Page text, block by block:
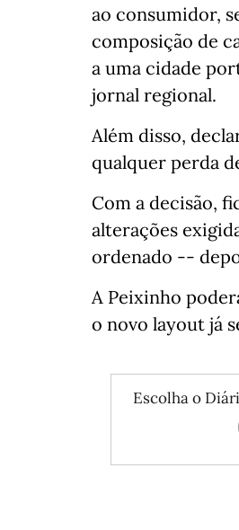
ao consumidor,
composição de
a uma cidade
jornal regional.
Além disso,
qualquer perda
Com a decisão,
alterações
ordenado --
A Peixinho
o novo layout já
Escolha o